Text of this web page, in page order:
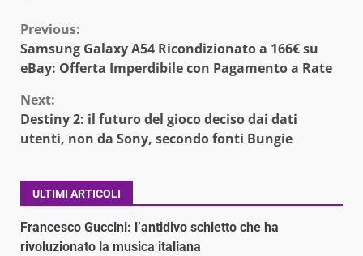
Continue
Reading
Previous:
Samsung Galaxy A54 Ricondizionato a 166€ su
eBay: Offerta Imperdibile con Pagamento a Rate
Next:
Destiny 2: il futuro del gioco deciso dai dati
utenti, non da Sony, secondo fonti Bungie
ULTIMI ARTICOLI
Francesco Guccini: l’antidivo schietto che ha
rivoluzionato la musica italiana